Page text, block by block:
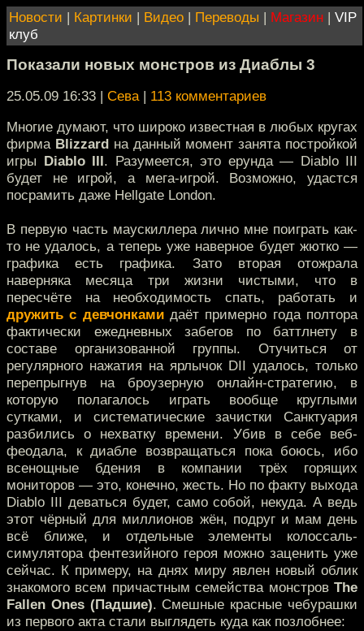
Новости | Картинки | Видео | Переводы | Магазин | VIP
клуб
Показали новых монстров из Диаблы 3
25.05.09 16:33 | Сева| 113 комментариев
Многие думают, что широко известная в любых кругах
фирма Blizzardна данный момент занята постройкой
игры Diablo III. Разумеется, это ерунда — Diablo III
будет не игрой, а мега-игрой. Возможно, удастся
посрамить даже Hellgate London.
В первую часть маускиллера лично мне поиграть как-
то не удалось, а теперь уже наверное будет жютко —
графика есть графика. Зато вторая отожрала
наверняка месяца три жизни чистыми, что в
пересчёте на необходимость спать, работать и
дружить с девчонкамидаёт примерно года полтора
фактически ежедневных забегов по баттлнету в
составе организованной группы. Отучиться от
регулярного нажатия на ярлычок DII удалось, только
перепрыгнув на броузерную онлайн-стратегию, в
которую полагалось играть вообще круглыми
сутками, и систематические зачистки Санктуария
разбились о нехватку времени. Убив в себе веб-
феодала, к диабле возвращаться пока боюсь, ибо
всенощные бдения в компании трёх горящих
мониторов — это, конечно, жесть. Но по факту выхода
Diablo III деваться будет, само собой, некуда. А ведь
этот чёрный для миллионов жён, подруг и мам день
всё ближе, и отдельные элементы колоссаль-
симулятора фентезийного героя можно заценить уже
сейчас. К примеру, на днях миру явлен новый облик
знакомого всем причастным семейства монстров The
Fallen Ones (Падшие). Смешные красные чебурашки
из первого акта стали выглядеть куда как позлобнее: